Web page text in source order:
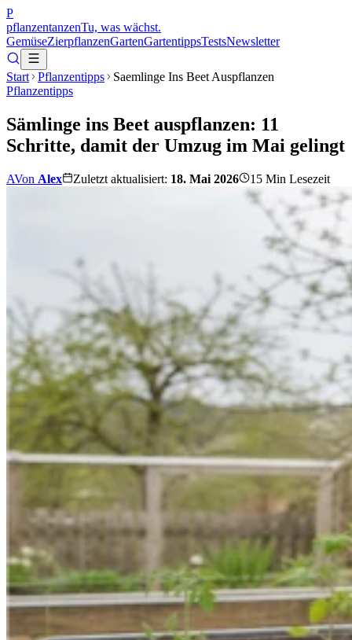
P
pflanzentanzenTu, was wächst.
GemüseZierpflanzenGartenGartentippsTestsNewsletter
Start Pflanzentipps
Saemlinge Ins Beet Auspflanzen
Pflanzentipps
Sämlinge ins Beet auspflanzen: 11
Schritte, damit der Umzug im Mai gelingt
AVon Alex Zuletzt aktualisiert: 18. Mai 2026 15 Min Lesezeit